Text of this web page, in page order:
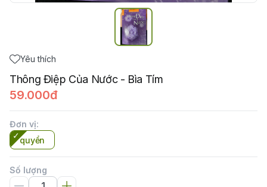
Yêu thích
Thông Điệp Của Nước - Bìa Tím
59.000đ
Đơn vị:
quyển
Số lượng